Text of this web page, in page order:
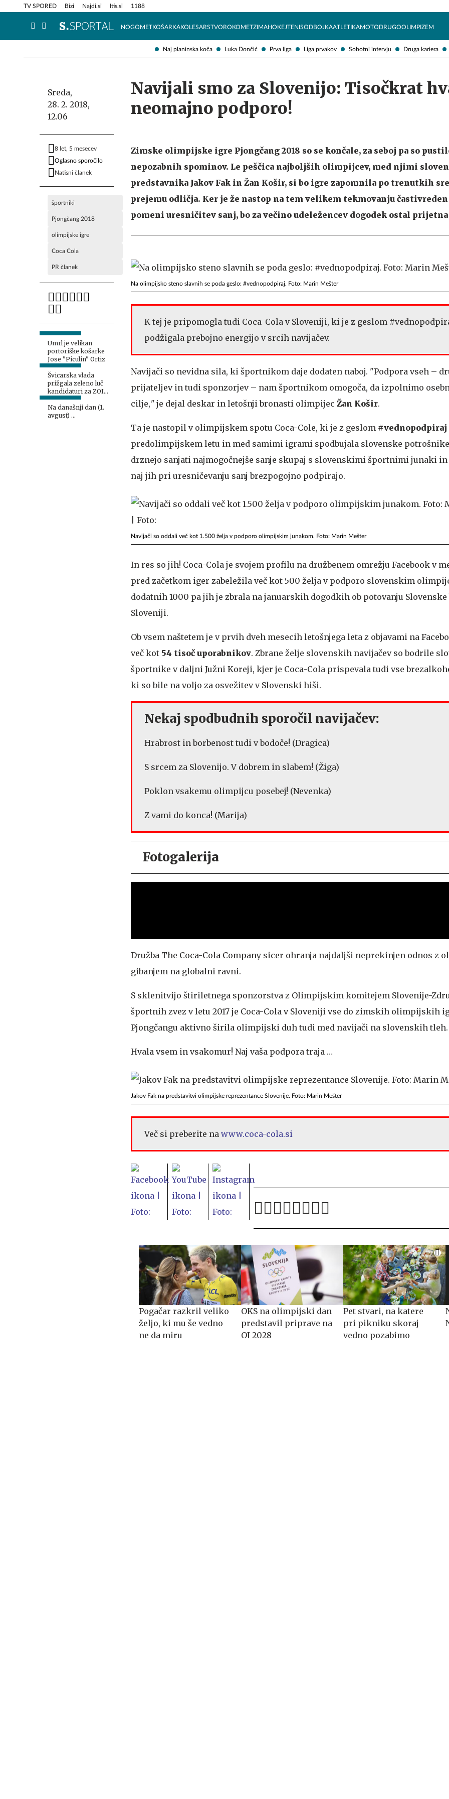
Naj planinska koča Luka Dončić Prva liga Liga prvakov Sobotni intervju Druga kariera
TV SPORED Bizi Najdi.si Itis.si 1188
NOGOMETKOŠARKAKOLESARSTVOROKOMETZIMAHOKEJTENISODBOJKAATLETIKAMOTODRUGOOLIMPIZEM
Info in obvestila Tehnik
Sreda,
28. 2. 2018,
12.06
8 let, 5 mesecev
Oglasno sporočilo
Natisni članek
športniki
Pjongčang 2018
olimpijske igre
Coca Cola
PR članek
Umrl je velikan
portoriške košarke
Jose "Piculin" Ortiz
Švicarska vlada
prižgala zeleno luč
kandidaturi za ZOI
2038
Na današnji dan (1.
avgust) …
Navijali smo za Slovenijo: Tisočkrat
neomajno podporo!
Zimske olimpijske igre Pjongčang 2018 so se končale, za seboj pa so
nepozabnih spominov. Le peščica najboljših olimpijcev, med njimi
predstavnika Jakov Fak in Žan Košir, si bo igre zapomnila po trenutkih
prejemu odličja. Ker je že nastop na tem velikem tekmovanju
pomeni uresničitev sanj, bo za večino udeležencev dogodek ostal
Na olimpijsko steno slavnih se poda geslo: #vednopodpiraj. Foto: Marin Mešter
K tej je pripomogla tudi Coca-Cola v Sloveniji, ki je z geslom
podžigala prebojno energijo v srcih navijačev.
Navijači so nevidna sila, ki športnikom daje dodaten naboj. "Podpora vseh –
prijateljev in tudi sponzorjev – nam športnikom omogoča, da izpolnimo
cilje," je dejal deskar in letošnji bronasti olimpijec Žan Košir.
Ta je nastopil v olimpijskem spotu Coca-Cole, ki je z geslom #vednopodpiraj
predolimpijskem letu in med samimi igrami spodbujala slovenske
drznejo sanjati najmogočnejše sanje skupaj s slovenskimi športnimi junaki in
naj jih pri uresničevanju sanj brezpogojno podpirajo.
Navijači so oddali več kot 1.500 želja v podporo olimpijskim junakom. Foto: Marin Mešter
In res so jih! Coca-Cola je svojem profilu na družbenem omrežju Facebook v
pred začetkom iger zabeležila več kot 500 želja v podporo slovenskim
dodatnih 1000 pa jih je zbrala na januarskih dogodkih ob potovanju Slovenske
Sloveniji.
Ob vsem naštetem je v prvih dveh mesecih letošnjega leta z objavami na
več kot 54 tisoč uporabnikov. Zbrane želje slovenskih navijačev so bodrile
športnike v daljni Južni Koreji, kjer je Coca-Cola prispevala tudi vse
ki so bile na voljo za osvežitev v Slovenski hiši.
Nekaj spodbudnih sporočil navijačev:
Hrabrost in borbenost tudi v bodoče! (Dragica)
S srcem za Slovenijo. V dobrem in slabem! (Žiga)
Poklon vsakemu olimpijcu posebej! (Nevenka)
Z vami do konca! (Marija)
Fotogalerija
Družba The Coca-Cola Company sicer ohranja najdaljši neprekinjen odnos z
gibanjem na globalni ravni.
S sklenitvijo štiriletnega sponzorstva z Olimpijskim komitejem Slovenije-
športnih zvez v letu 2017 je Coca-Cola v Sloveniji vse do zimskih olimpijskih
Pjongčangu aktivno širila olimpijski duh tudi med navijači na slovenskih tleh.
Hvala vsem in vsakomur! Naj vaša podpora traja …
Jakov Fak na predstavitvi olimpijske reprezentance Slovenije. Foto: Marin Mešter
Več si preberite na www.coca-cola.si
Pogačar razkril veliko
željo, ki mu še vedno
ne da miru
OKS na olimpijski dan
predstavil priprave na
OI 2028
Pet stvari, na katere
pri pikniku skoraj
vedno pozabimo